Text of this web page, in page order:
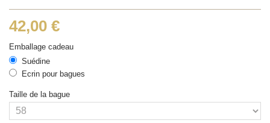
42,00 €
Emballage cadeau
Suédine
Ecrin pour bagues
Taille de la bague